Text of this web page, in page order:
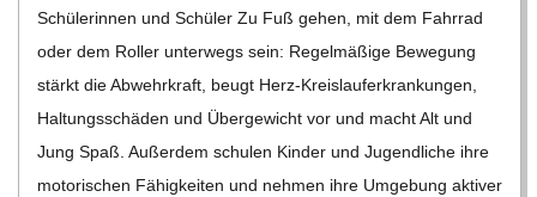
L
E
Schü­le­rin­nen und Schü­ler Zu Fuß gehen, mit dem Fahr­rad
oder dem Rol­ler unter­wegs sein: Regel­mä­ßige Bewe­gung
stärkt die Abwehr­kraft, beugt Herz-Kreis­lauf­er­kran­­kun­­gen,
Hal­tungs­schä­den und Über­ge­wicht vor und macht Alt und
Jung Spaß. Außer­dem schu­len Kin­der und Jugend­li­che ihre
moto­ri­schen Fähig­kei­ten und neh­men ihre Umge­bung akti­ver